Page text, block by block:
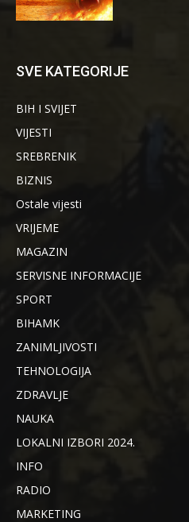
SVE KATEGORIJE
BIH I SVIJET
VIJESTI
SREBRENIK
BIZNIS
Ostale vijesti
VRIJEME
MAGAZIN
SERVISNE INFORMACIJE
SPORT
BIHAMK
ZANIMLJIVOSTI
TEHNOLOGIJA
ZDRAVLJE
NAUKA
LOKALNI IZBORI 2024.
INFO
RADIO
MARKETING